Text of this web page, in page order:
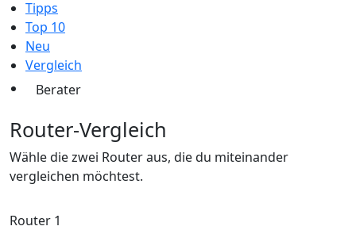
Tipps
Top 10
Neu
Vergleich
Berater
Router-Vergleich
Wähle die zwei Router aus, die du miteinander
vergleichen möchtest.
Router 1